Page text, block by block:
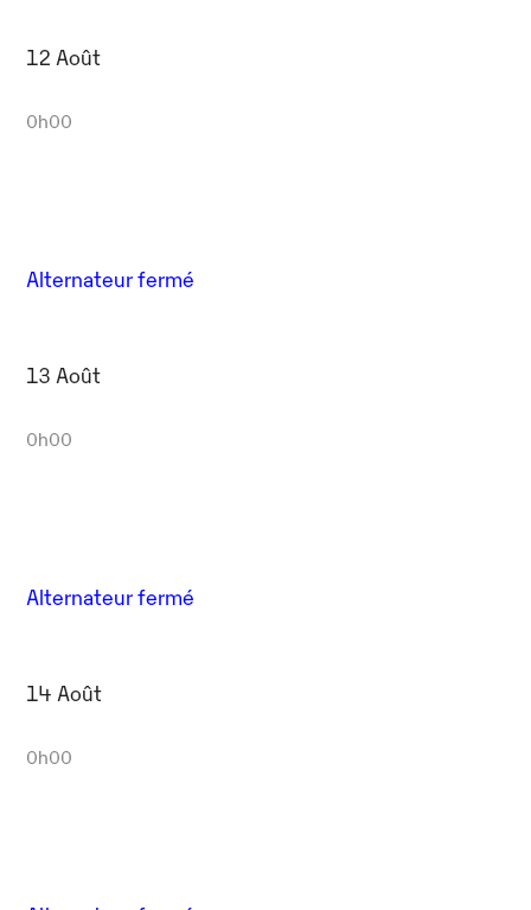
12 Août
0h00
Alternateur fermé
13 Août
0h00
Alternateur fermé
14 Août
0h00